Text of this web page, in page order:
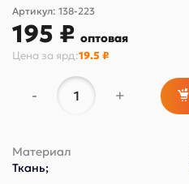
Артикул: 138-223
195 ₽ оптовая
Цена за ярд:19.5 ₽
- +
Материал
Ткань;